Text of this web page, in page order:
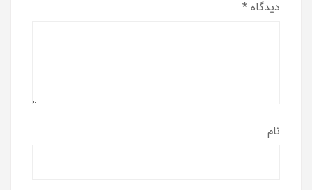
دیدگاه *
نام